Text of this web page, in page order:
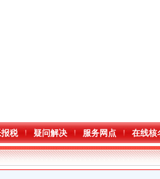
税 疑问解决 服务网点 在线核